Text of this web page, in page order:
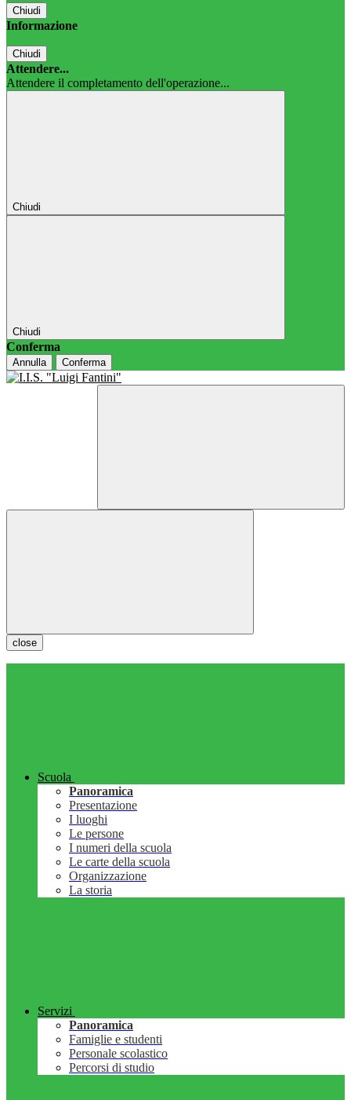
Chiudi
Informazione
Chiudi
Attendere...
Attendere il completamento dell'operazione...
Chiudi
Chiudi
Conferma
Annulla Conferma
close
Scuola
Panoramica
Presentazione
I luoghi
Le persone
I numeri della scuola
Le carte della scuola
Organizzazione
La storia
Servizi
Panoramica
Famiglie e studenti
Personale scolastico
Percorsi di studio